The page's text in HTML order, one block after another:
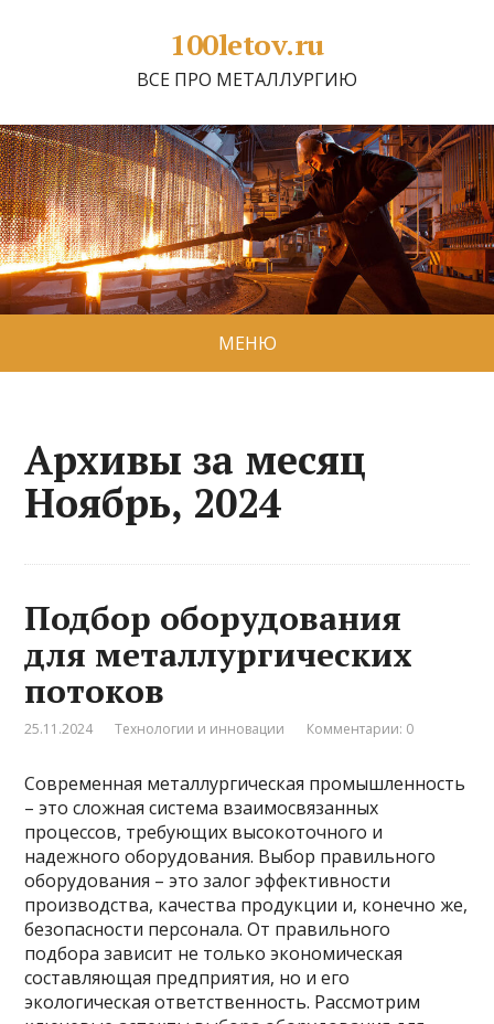
100letov.ru
ВСЕ ПРО МЕТАЛЛУРГИЮ
МЕНЮ
Архивы за месяц
Ноябрь, 2024
Подбор оборудования
для металлургических
потоков
25.11.2024 Технологии и инновации Комментарии: 0
Современная металлургическая промышленность
– это сложная система взаимосвязанных
процессов, требующих высокоточного и
надежного оборудования. Выбор правильного
оборудования – это залог эффективности
производства, качества продукции и, конечно же,
безопасности персонала. От правильного
подбора зависит не только экономическая
составляющая предприятия, но и его
экологическая ответственность. Рассмотрим